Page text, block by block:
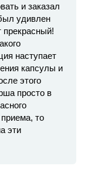
и заказал
удивлен
наступает
капсулы и
этого
просто в
то
эти